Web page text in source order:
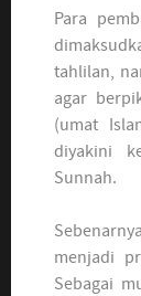
Para
tahlilan,
agar
(umat
diyakini
Sunnah.
menjadi
Sebagai